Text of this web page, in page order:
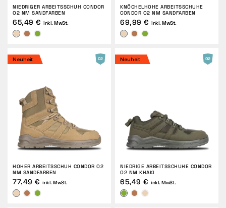
NIEDRIGER ARBEITSSCHUH CONDOR
O2 NM SANDFARBEN
65,49 € inkl. MwSt.
KNÖCHELHOHE ARBEITSSCHUHE
CONDOR O2 NM SANDFARBEN
69,99 € inkl. MwSt.
Neuheit
HOHER ARBEITSSCHUH CONDOR O2
NM SANDFARBEN
77,49 € inkl. MwSt.
Neuheit
NIEDRIGE ARBEITSSCHUHE CONDOR
O2 NM KHAKI
65,49 € inkl. MwSt.